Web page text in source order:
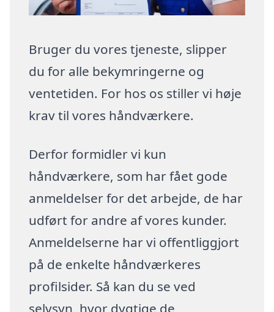
Bruger du vores tjeneste, slipper
du for alle bekymringerne og
ventetiden. For hos os stiller vi høje
krav til vores håndværkere.
Derfor formidler vi kun
håndværkere, som har fået gode
anmeldelser for det arbejde, de har
udført for andre af vores kunder.
Anmeldelserne har vi offentliggjort
på de enkelte håndværkeres
profilsider. Så kan du se ved